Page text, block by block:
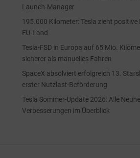
Launch-Manager
195.000 Kilometer: Tesla zieht positive
EU-Land
Tesla-FSD in Europa auf 65 Mio.
sicherer als manuelles Fahren
SpaceX absolviert erfolgreich 13.
erster Nutzlast-Beförderung
Tesla Sommer-Update 2026: Alle
Verbesserungen im Überblick